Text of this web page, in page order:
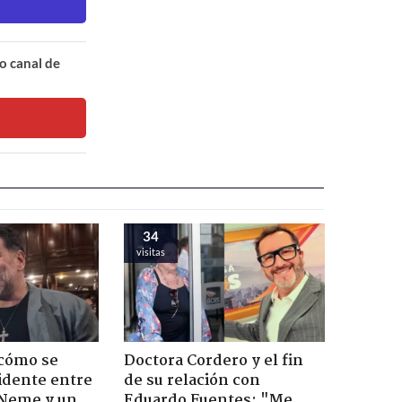
canal de
se
entre
34
visitas
Doctora Cordero y el fin
de su relación con